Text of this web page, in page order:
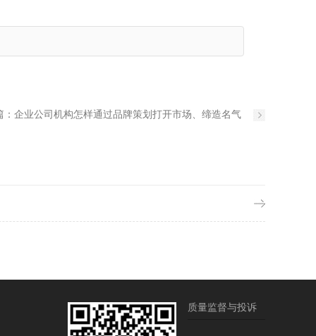
企业公司机构怎样通过品牌策划打开市场、缔造名气
质量监督与投诉